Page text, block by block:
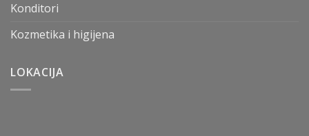
Konditori
Kozmetika i higijena
LOKACIJA